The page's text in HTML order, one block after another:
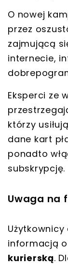
O nowej
przez
zajmującą
internecie,
Eksperci ze
którzy
dane kart
ponadto
subskrypcję.
Uwaga na
informacją o
kurierską.